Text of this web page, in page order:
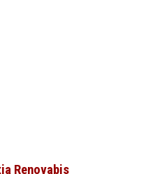
Renovabis